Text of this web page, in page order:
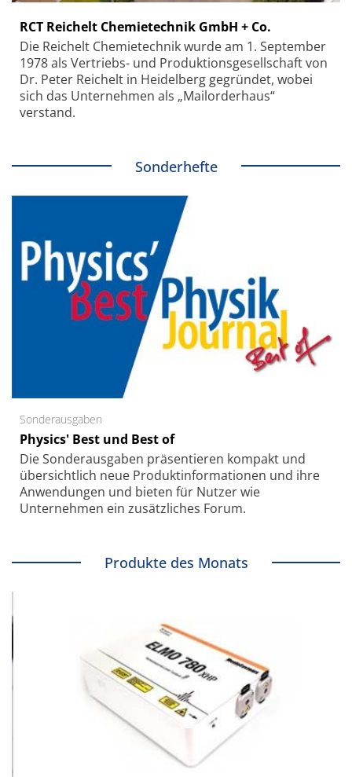
RCT Reichelt Chemietechnik GmbH + Co.
Die Reichelt Chemietechnik wurde am 1. September
1978 als Vertriebs- und Produktionsgesellschaft von
Dr. Peter Reichelt in Heidelberg gegründet, wobei
sich das Unternehmen als „Mailorderhaus“
verstand.
Sonderhefte
Sonderausgaben
Physics' Best und Best of
Die Sonder­ausgaben präsentieren kompakt und
übersichtlich neue Produkt­informationen und ihre
Anwendungen und bieten für Nutzer wie
Unternehmen ein zusätzliches Forum.
Produkte des Monats